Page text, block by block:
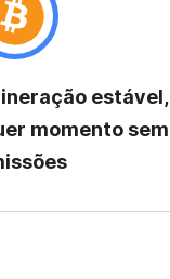
estável,
momento sem